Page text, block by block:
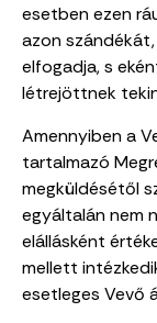
esetben ezen
azon
elfogadja, s
létrejöttnek
Amennyiben a
tartalmazó
megküldésétől
egyáltalán nem
elállásként
mellett
esetleges Vevő